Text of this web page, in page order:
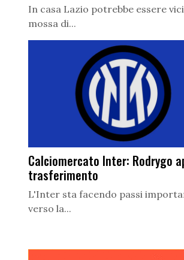
In casa Lazio potrebbe essere
mossa di...
Calciomercato Inter: Rodrygo
trasferimento
L'Inter sta facendo passi
verso la...